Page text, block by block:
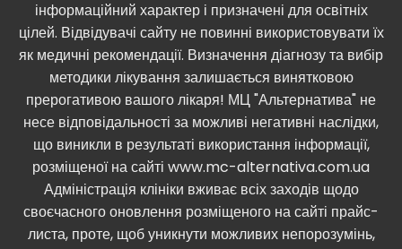
інформаційний характер і призначені для освітніх
цілей. Відвідувачі сайту не повинні використовувати їх
як медичні рекомендації. Визначення діагнозу та вибір
методики лікування залишається винятковою
прерогативою вашого лікаря! МЦ "Альтернатива" не
несе відповідальності за можливі негативні наслідки,
що виникли в результаті використання інформації,
розміщеної на сайті www.mc-alternativa.com.ua
Адміністрація клініки вживає всіх заходів щодо
своєчасного оновлення розміщеного на сайті прайс-
листа, проте, щоб уникнути можливих непорозумінь,